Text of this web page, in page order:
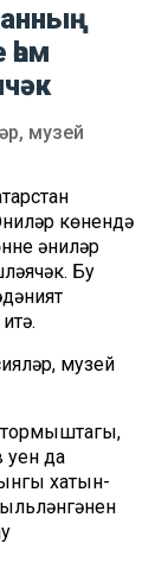
музей
көнендә
әниләр
Бу
музей
уен да
хатын-